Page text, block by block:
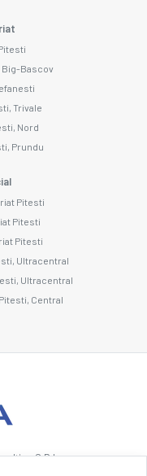
Big-Bascov
Trivale
Nord
Prundu
Pitesti
Pitesti
Pitesti
Ultracentral
Ultracentral
Central
S.R.L.